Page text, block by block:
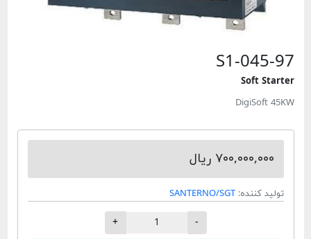
S1-045-97
Soft Starter
DigiSoft 45KW
۷۰۰,۰۰۰,۰۰۰ ریال
تولید کننده: SANTERNO/SGT
-
+